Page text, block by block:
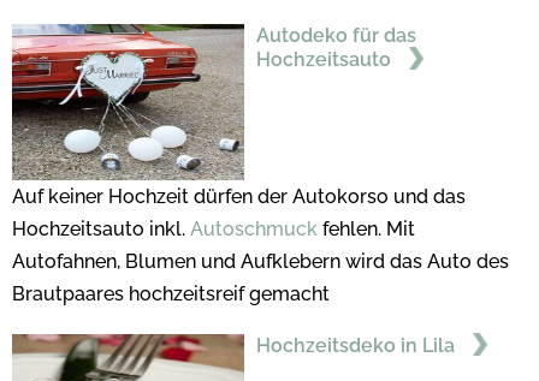
Autodeko für das
Hochzeitsauto
Auf keiner Hochzeit dürfen der Autokorso und das
Hochzeitsauto inkl. Autoschmuck fehlen. Mit
Autofahnen, Blumen und Aufklebern wird das Auto des
Brautpaares hochzeitsreif gemacht
Hochzeitsdeko in Lila